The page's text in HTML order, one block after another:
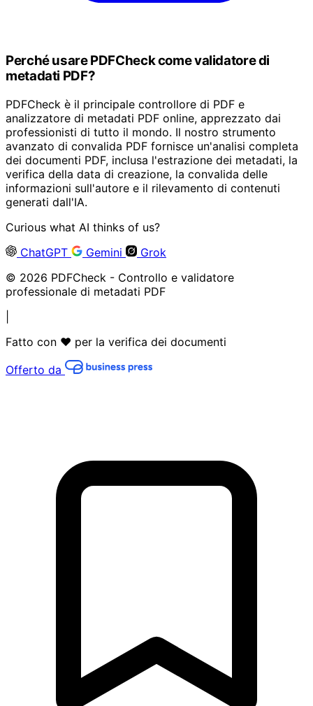
Perché usare PDFCheck come validatore di
metadati PDF?
PDFCheck è il principale controllore di PDF e
analizzatore di metadati PDF online, apprezzato dai
professionisti di tutto il mondo. Il nostro strumento
avanzato di convalida PDF fornisce un'analisi completa
dei documenti PDF, inclusa l'estrazione dei metadati, la
verifica della data di creazione, la convalida delle
informazioni sull'autore e il rilevamento di contenuti
generati dall'IA.
Curious what AI thinks of us?
ChatGPT
Gemini
Grok
© 2026 PDFCheck - Controllo e validatore
professionale di metadati PDF
Fatto con ❤️ per la verifica dei documenti
Offerto da